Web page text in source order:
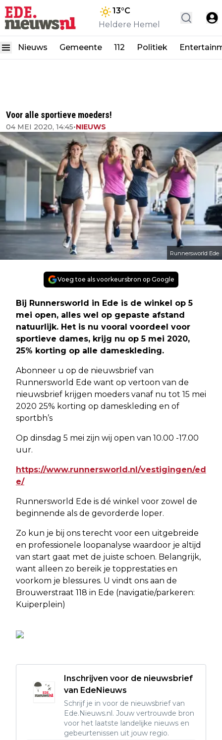
13°C
Heldere Hemel
Nieuws Gemeente 112 Politiek
Voor alle sportieve moeders!
04 MEI 2020, 14:45•NIEUWS
Runnersworld Ede
Voeg toe als voorkeursbron op Google
Bij Runnersworld in Ede is de winkel op 5
mei open, alles wel op gepaste afstand
natuurlijk. Het is nu vooral voordeel voor
sportieve dames, krijg nu op 5 mei 2020,
25% korting op alle dameskleding.
Abonneer u op de nieuwsbrief van
Runnersworld Ede want op vertoon van de
nieuwsbrief krijgen moeders vanaf nu tot 15 mei
2020 25% korting op dameskleding en of
sportbh’s
Op dinsdag 5 mei zijn wij open van 10.00 -17.00
uur.
https://www.runnersworld.nl/vestigingen/ed
e/
Runnersworld Ede is dé winkel voor zowel de
beginnende als de gevorderde loper.
Zo kun je bij ons terecht voor een uitgebreide
en professionele loopanalyse waardoor je altijd
van start gaat met de juiste schoen. Belangrijk,
want alleen zo bereik je topprestaties en
voorkom je blessures. U vindt ons aan de
Brouwerstraat 118 in Ede (navigatie/parkeren:
Kuiperplein)
Inschrijven voor de nieuwsbrief
van EdeNieuws
Schrijf je in voor de nieuwsbrief van
Ede.Nieuws.nl. Jouw vertrouwde bron
voor het laatste landelijke nieuws en
gebeurtenissen uit jouw regio.